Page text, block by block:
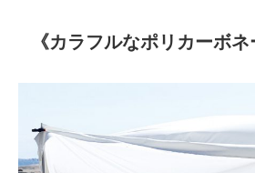
《カラフルなポリカーボネ